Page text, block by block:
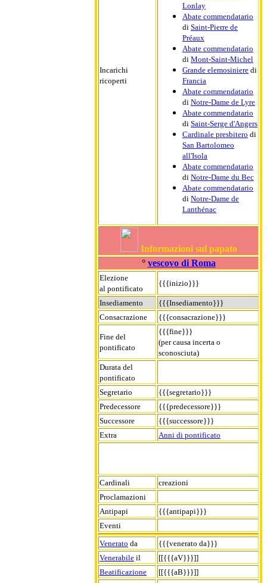
Incarichi
ricoperti
Lonlay
Abate commendatario
di Saint-Pierre de
Préaux
Abate commendatario
di Mont-Saint-Michel
Grande elemosiniere di
Francia
Abate commendatario
di Notre-Dame de Lyre
Abate commendatario
di Saint-Serge d'Angers
Cardinale presbitero di
San Bartolomeo
all'Isola
Abate commendatario
di Notre-Dame du Bec
Abate commendatario
di Notre-Dame de
Lanthénac
Informazioni sul papato
° vescovo di Roma
Elezione
al pontificato
{{{inizio}}}
Insediamento
{{{Insediamento}}}
Consacrazione
{{{consacrazione}}}
Fine del
pontificato
{{{fine}}}
(per causa incerta o
sconosciuta)
Durata del
pontificato
Segretario
{{{segretario}}}
Predecessore
{{{predecessore}}}
Successore
{{{successore}}}
Extra
Anni di pontificato
Cardinali
creazioni
Proclamazioni
Antipapi
{{{antipapi}}}
Eventi
Venerato da
{{{venerato da}}}
Venerabile il
[[{{{aV}}}]]
Beatificazione
[[{{{aB}}}]]